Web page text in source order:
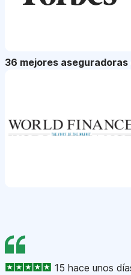
36 mejores
15 hace unos